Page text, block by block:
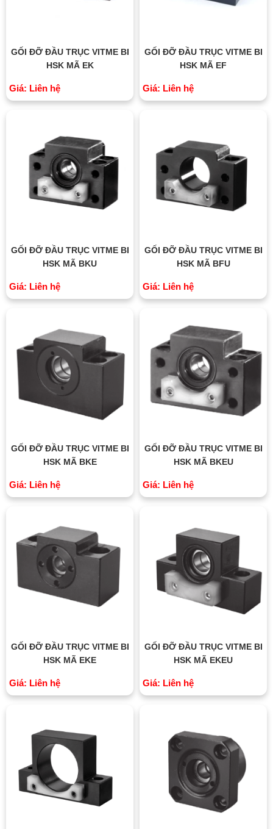
GỐI ĐỠ ĐẦU TRỤC VITME BI
HSK MÃ EK
Giá: Liên hệ
GỐI ĐỠ ĐẦU TRỤC VITME BI
HSK MÃ EF
Giá: Liên hệ
GỐI ĐỠ ĐẦU TRỤC VITME BI
HSK MÃ BKU
Giá: Liên hệ
GỐI ĐỠ ĐẦU TRỤC VITME BI
HSK MÃ BFU
Giá: Liên hệ
GỐI ĐỠ ĐẦU TRỤC VITME BI
HSK MÃ BKE
Giá: Liên hệ
GỐI ĐỠ ĐẦU TRỤC VITME BI
HSK MÃ BKEU
Giá: Liên hệ
GỐI ĐỠ ĐẦU TRỤC VITME BI
HSK MÃ EKE
Giá: Liên hệ
GỐI ĐỠ ĐẦU TRỤC VITME BI
HSK MÃ EKEU
Giá: Liên hệ